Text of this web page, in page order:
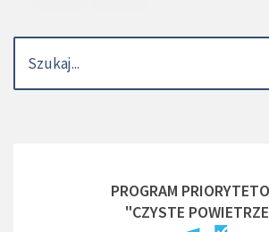
PROGRAM
"CZYSTE